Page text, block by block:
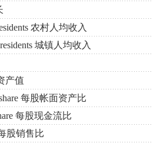
农村人均收入
城镇人均收入
产值
每股帐面资产比
每股现金流比
股销售比